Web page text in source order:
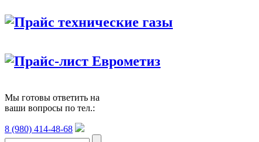
Прайс технические газы
Прайс-лист Еврометиз
Мы готовы ответить на
ваши вопросы по тел.:
8 (980) 414-48-68